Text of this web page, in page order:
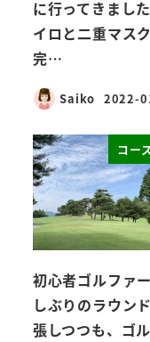
に行ってきまし
イロと二重マス
完…
Saiko 2022-
コー
初心者ゴルファ
しぶりのラウン
張しつつも、ゴ